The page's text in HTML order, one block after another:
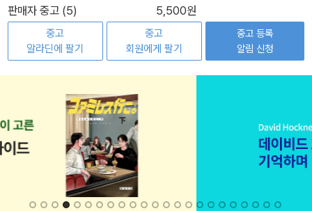
판매자 중고 (5)
5,500원
중고
알라딘에 팔기
중고
회원에게 팔기
중고 등록
알림 신청